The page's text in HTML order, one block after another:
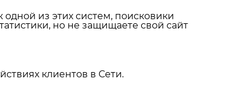
из этих систем, поисковики
но не защищаете свой сайт
клиентов в Сети.